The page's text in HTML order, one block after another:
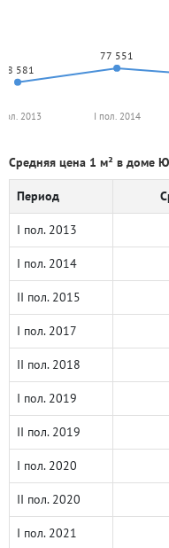
68 581
77 551
2013 I пол. 2014
Средняя цена 1 м² в доме
Период
I пол. 2013
I пол. 2014
II пол. 2015
I пол. 2017
II пол. 2018
I пол. 2019
II пол. 2019
I пол. 2020
II пол. 2020
I пол. 2021